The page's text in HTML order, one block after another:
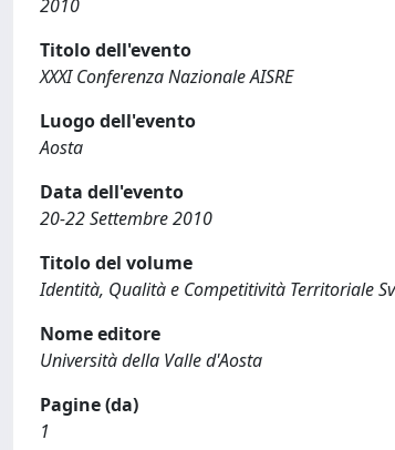
2010
Titolo dell'evento
XXXI Conferenza Nazionale AISRE
Luogo dell'evento
Aosta
Data dell'evento
20-22 Settembre 2010
Titolo del volume
Identità, Qualità e Competitività Territoriale
Nome editore
Università della Valle d'Aosta
Pagine (da)
1